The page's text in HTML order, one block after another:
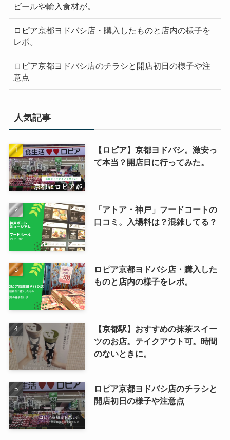
ビールや輸入食材が。
ロピア京都ヨドバシ店・購入したものと店内の様子を
レポ。
ロピア京都ヨドバシ店のチラシと開店初日の様子や注
意点
人気記事
【ロピア】京都ヨドバシ。激安っ
て本当？開店日に行ってみた。
「アトア・神戸」フードコートの
口コミ。入場料は？混雑してる？
ロピア京都ヨドバシ店・購入した
ものと店内の様子をレポ。
【京都駅】おすすめの抹茶スイー
ツのお店。テイクアウト可。時間
のないときに。
ロピア京都ヨドバシ店のチラシと
開店初日の様子や注意点